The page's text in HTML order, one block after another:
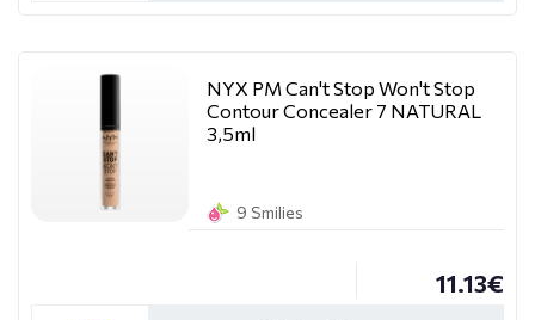
NYX PM Can't Stop Won't Stop
Contour Concealer 7 NATURAL
3,5ml
9 Smilies
11.13€